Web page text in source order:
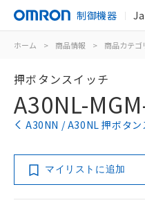
制御機器
ホーム > 商品情報 > 商品カテゴ
押ボタンスイッチ
A30NL-
A30NN / A30NL 押ボタ
マイリストに追加